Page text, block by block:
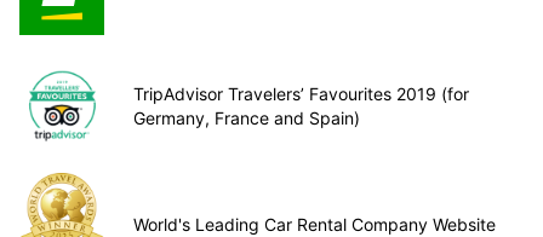
TripAdvisor Travelers’ Favourites 2019 (for
Germany, France and Spain)
World's Leading Car Rental Company Website